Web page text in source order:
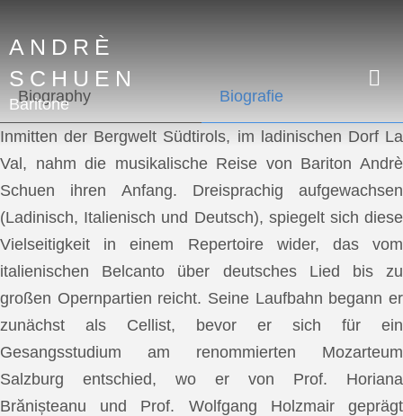
ANDRÈ
SCHUEN
Baritone
Biography Biografie
Inmitten der Bergwelt Südtirols, im ladinischen Dorf La
Val, nahm die musikalische Reise von Bariton Andrè
Schuen ihren Anfang. Dreisprachig aufgewachsen
(Ladinisch, Italienisch und Deutsch), spiegelt sich diese
Vielseitigkeit in einem Repertoire wider, das vom
italienischen Belcanto über deutsches Lied bis zu
großen Opernpartien reicht. Seine Laufbahn begann er
zunächst als Cellist, bevor er sich für ein
Gesangsstudium am renommierten Mozarteum
Salzburg entschied, wo er von Prof. Horiana
Brănișteanu und Prof. Wolfgang Holzmair geprägt